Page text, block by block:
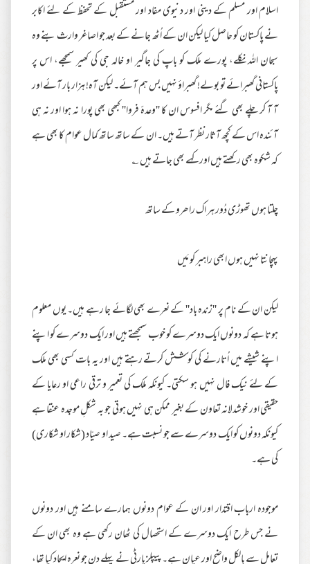
اسلام اور مسلم کے دینی اور دنیوی مفاد اور مستقبل کے تحفظ کے لئے اکابر
نے پاکستان کو حاصل کیا لیکن ان کے اُٹھ جانے کے بعد جو اصاغر وارث بنے وہ
سبحان اللہ نکلے، پورے ملک کو باپ کی جاگیر او خالہ جی کی کھیر سمجھے، اس پر
پاکستانی گھبرائے تو بولے! گھبراؤ نہیں بس ہم آئے۔ لیکن آہ! ہزار بار آئے اور
آ آ کر چلے بھی گئے مگر افسوس ان کا ''وعدۂ فروا'' کبھی بھی پورا نہ ہوا اور نہ ہی
آئندہ اس کے کچھ آثار نظر آتے ہیں۔ ان کے ساتھ ساتھ کمال عوام کا بھی ہے
کہ شکوہ بھی رکھتے ہیں اور کہے بھی جاتے ہیں ؎
چلتا ہوں تھوڑی دُور ہر اک راھرو کے ساتھ
پہچانتا نہیں ہوں ابھی راہبر کو مَیں
لیکن ان کے نام پر ''زندہ باد'' کے نعرے بھی لگائے جا رہے ہیں۔ یوں معلوم
ہوتا ہے کہ دونوں ایک دوسرے کو خوب سمجھتے ہیں اور ایک دوسرے کو اپنے
اپنے شیشے میں اُتارنے کی کوشش کرتے رہتے ہیں اور یہ بات کسی بھی ملک
کے لئے نیک فال نہیں ہو سکتی۔ کیونکہ ملک کی تعمیر و ترقی راعی او رعایا کے
حقیقی اور خوشدلانہ تعاون کے بغیر ممکن ہی نہیں ہوتی جو بہ شکلِ موجدہ عنقا ہے
کیونکہ دونوں کو ایک دوسرے سے جو نسبت ہے۔ صید او صیّاد (شکار او شکاری)
کی ہے۔
موجودہ ارباب اقتدار اور ان کے عوام دونوں ہمارے سامنے ہیں اور دونوں
نے جس طرح ایک دوسرے کے استحصال کی ٹھان رکھی ہے وہ بھی ان کے
تعامل سے بالکل واضح اور عیان ہے۔ پیپلز پارٹی نے پہلے دن جو نعرہ ایجاد کیا تھا،